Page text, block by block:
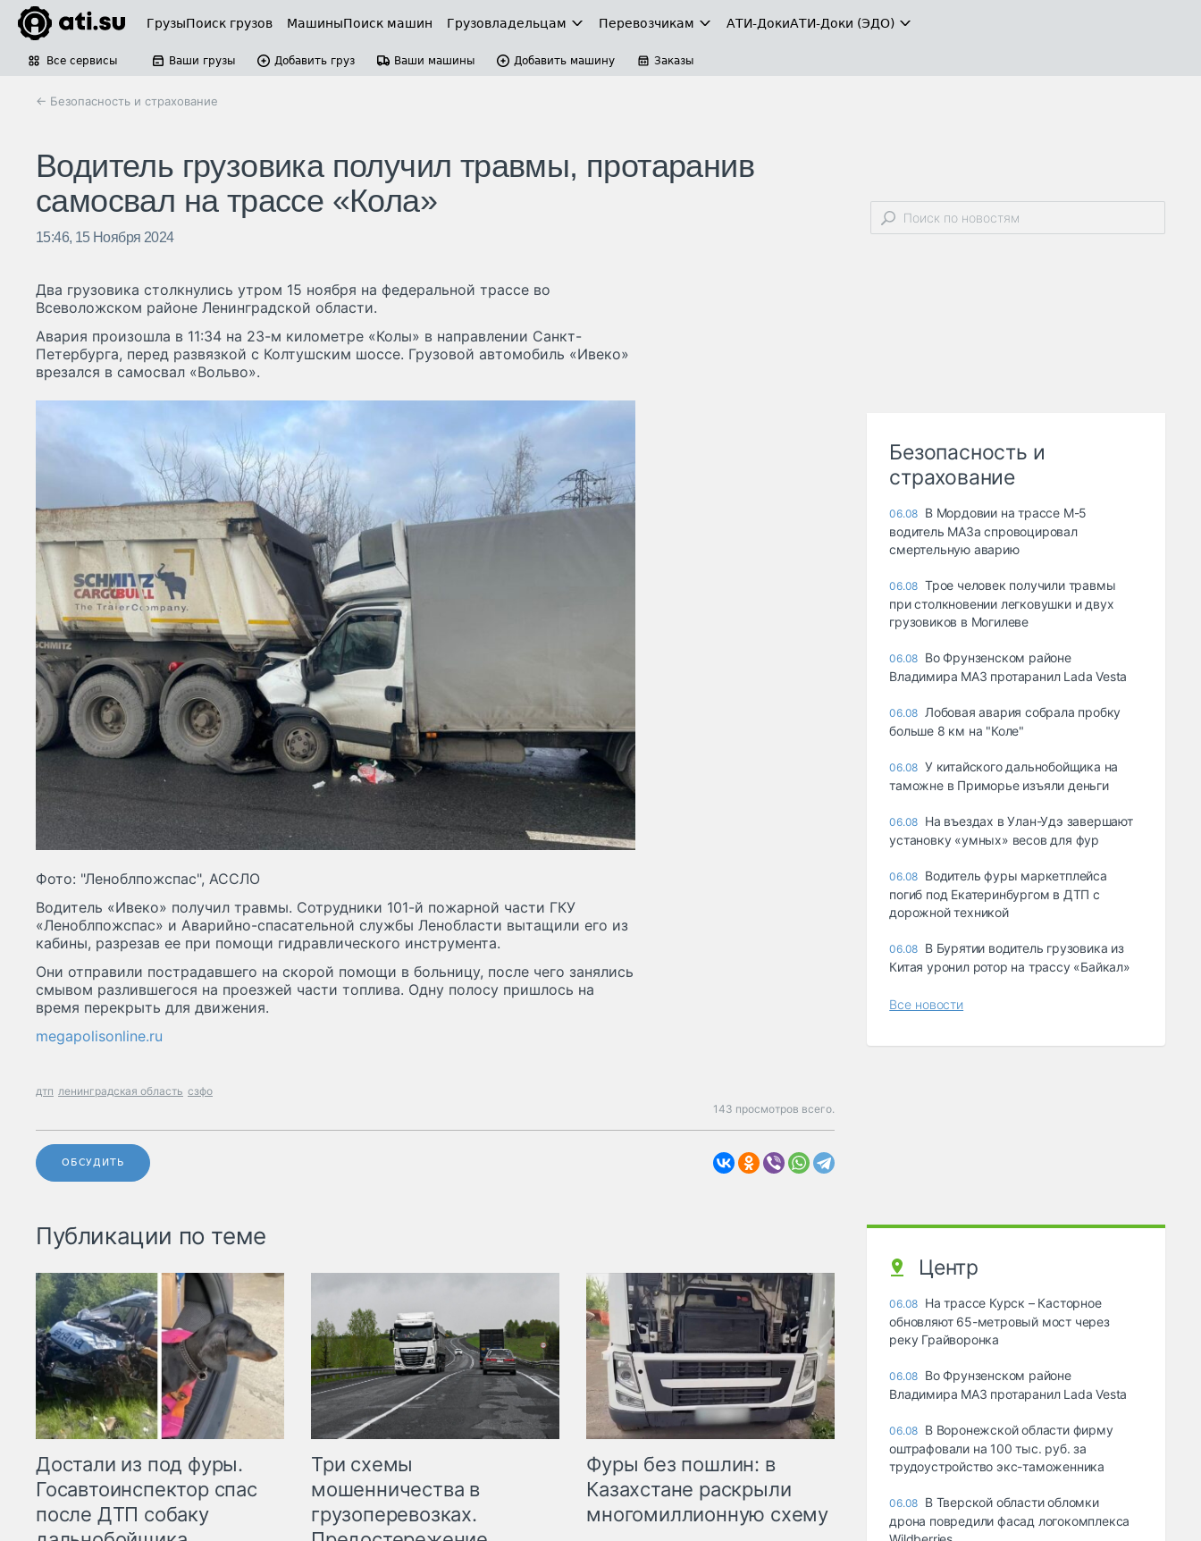
ГрузыПоиск грузов МашиныПоиск машин Грузовладельцам Перевозчикам АТИ-ДокиАТИ-Доки (ЭДО)
Все сервисы Ваши грузы Добавить груз Ваши машины Добавить машину Заказы
← Безопасность и страхование
Водитель грузовика получил травмы, протаранив
самосвал на трассе «Кола»
15:46, 15 Ноября 2024
Два грузовика столкнулись утром 15 ноября на федеральной трассе во
Всеволожском районе Ленинградской области.
Авария произошла в 11:34 на 23-м километре «Колы» в направлении Санкт-
Петербурга, перед развязкой с Колтушским шоссе. Грузовой автомобиль «Ивеко»
врезался в самосвал «Вольво».
Фото: "Леноблпожспас", АССЛО
Водитель «Ивеко» получил травмы. Сотрудники 101-й пожарной части ГКУ
«Леноблпожспас» и Аварийно-спасательной службы Ленобласти вытащили его из
кабины, разрезав ее при помощи гидравлического инструмента.
Они отправили пострадавшего на скорой помощи в больницу, после чего занялись
смывом разлившегося на проезжей части топлива. Одну полосу пришлось на
время перекрыть для движения.
megapolisonline.ru
дтп ленинградская область сзфо
143 просмотров всего.
ОБСУДИТЬ
Публикации по теме
Достали из под фуры.
Госавтоинспектор спас
после ДТП собаку
Три схемы
мошенничества в
грузоперевозках.
Фуры без пошлин: в
Казахстане раскрыли
многомиллионную схему
Безопасность и
страхование
06.08 В Мордовии на трассе М-5
водитель МАЗа спровоцировал
смертельную аварию
06.08 Трое человек получили травмы
при столкновении легковушки и двух
грузовиков в Могилеве
06.08 Во Фрунзенском районе
Владимира МАЗ протаранил Lada Vesta
06.08 Лобовая авария собрала пробку
больше 8 км на "Коле"
06.08 У китайского дальнобойщика на
таможне в Приморье изъяли деньги
06.08 Ha въeздax в Улaн-Удэ зaвepшaют
ycтaнoвкy «yмныx» вecoв для фyp
06.08 Водитель фуры маркетплейса
погиб под Екатеринбургом в ДТП с
дорожной техникой
06.08 В Бурятии водитель грузовика из
Китая уронил ротор на трассу «Байкал»
Все новости
Центр
06.08 На трассе Курск – Касторное
обновляют 65-метровый мост через
реку Грайворонка
06.08 Во Фрунзенском районе
Владимира МАЗ протаранил Lada Vesta
06.08 В Воронежской области фирму
оштрафовали на 100 тыс. руб. за
трудоустройство экс-таможенника
06.08 В Тверской области обломки
дрона повредили фасад логокомплекса